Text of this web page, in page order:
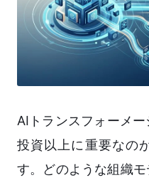
AIトランスフォーメ
投資以上に重要なの
す。どのような組織